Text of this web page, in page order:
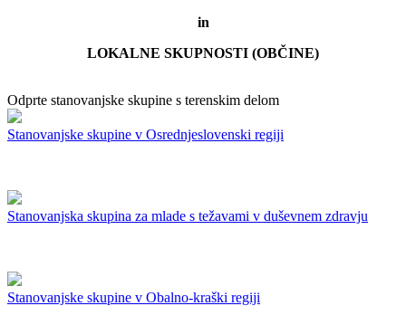
in
LOKALNE SKUPNOSTI (OBČINE)
Odprte stanovanjske skupine s terenskim delom
Stanovanjske skupine v Osrednjeslovenski regiji
Stanovanjska skupina za mlade s težavami v duševnem zdravju
Stanovanjske skupine v Obalno-kraški regiji